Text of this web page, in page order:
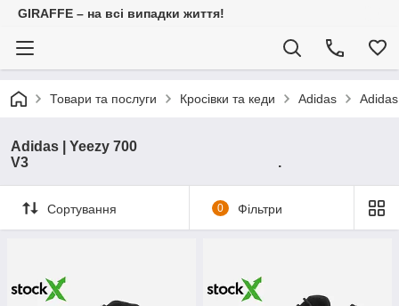
GIRAFFE – на всі випадки життя!
Товари та послуги Кросівки та кеди Adidas
Adidas | Yeezy 700
V3 .
Сортування 0 Фільтри